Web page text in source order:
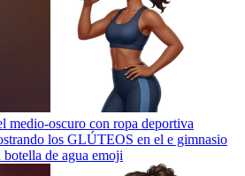
medio-oscuro con ropa deportiva
los GLÚTEOS en el e gimnasio
botella de agua emoji